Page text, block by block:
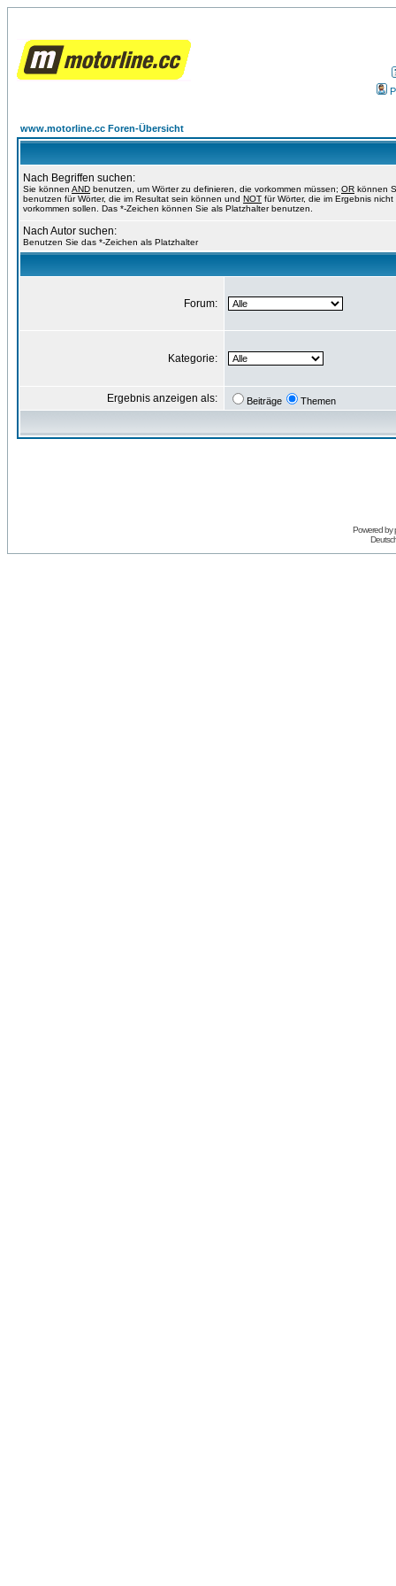
www.motorline.cc Foren-Übersicht
Nach Begriffen suchen:
Sie können AND benutzen, um Wörter zu definieren, die vorkommen müssen; OR können
benutzen für Wörter, die im Resultat sein können und NOT für Wörter, die im Ergebnis nicht
vorkommen sollen. Das *-Zeichen können Sie als Platzhalter benutzen.
Nach Autor suchen:
Benutzen Sie das *-Zeichen als Platzhalter
Forum:
Kategorie:
Ergebnis anzeigen als: Beiträge Themen
Powered by